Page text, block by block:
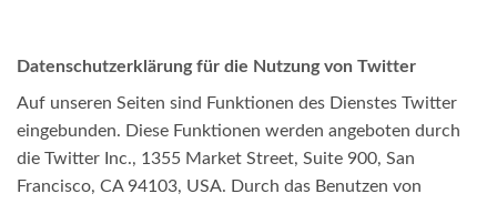
Datenschutzerklärung für die Nutzung von Twitter
Auf unseren Seiten sind Funktionen des Dienstes Twitter
eingebunden. Diese Funktionen werden angeboten durch
die Twitter Inc., 1355 Market Street, Suite 900, San
Francisco, CA 94103, USA. Durch das Benutzen von